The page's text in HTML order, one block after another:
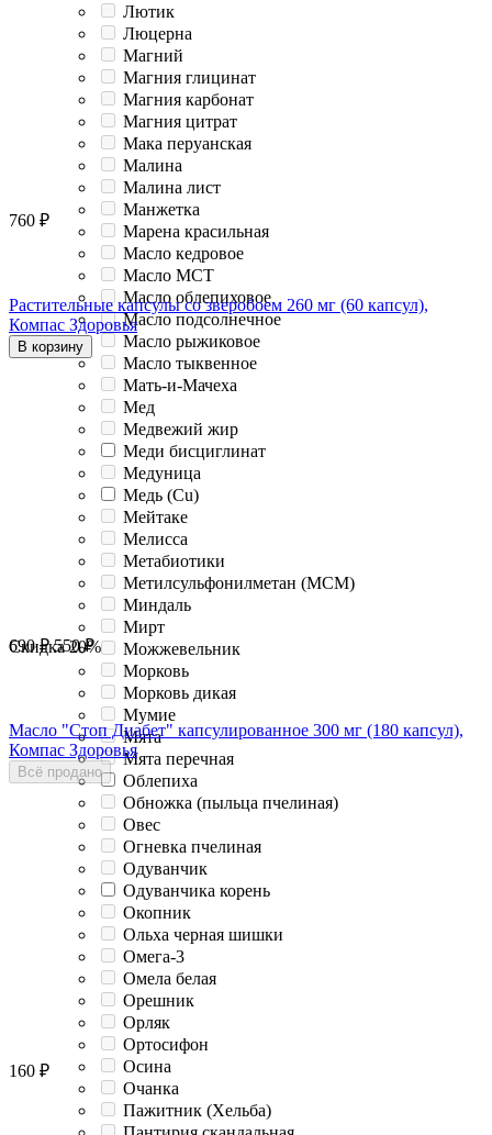
Лютик
Люцерна
Магний
Магния глицинат
Магния карбонат
Магния цитрат
Мака перуанская
Малина
Малина лист
Манжетка
Марена красильная
Масло кедровое
Масло МСТ
Масло облепиховое
Масло подсолнечное
Масло рыжиковое
Масло тыквенное
Мать-и-Мачеха
Мед
Медвежий жир
Меди бисциглинат
Медуница
Медь (Cu)
Мейтаке
Мелисса
Метабиотики
Метилсульфонилметан (МСМ)
Миндаль
Мирт
Можжевельник
Морковь
Морковь дикая
Мумие
Мята
Мята перечная
Облепиха
Обножка (пыльца пчелиная)
Овес
Огневка пчелиная
Одуванчик
Одуванчика корень
Окопник
Ольха черная шишки
Омега-3
Омела белая
Орешник
Орляк
Ортосифон
Осина
Очанка
Пажитник (Хельба)
760 ₽
Растительные капсулы со зверобоем 260 мг (60 капсул),
Компас Здоровья
В корзину
Скидка20%
690 ₽ 550 ₽
Масло "Стоп Диабет" капсулированное 300 мг (180 капсул),
Компас Здоровья
Всё продано
160 ₽